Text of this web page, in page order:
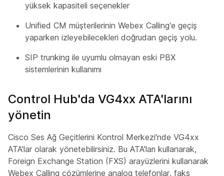
yüksek kapasiteli seçenekler
Unified CM müşterilerinin Webex Calling'e geçiş
yaparken izleyebilecekleri doğrudan geçiş yolu.
SIP trunking ile uyumlu olmayan eski PBX
sistemlerinin kullanımı
Control Hub'da VG4xx ATA'larını
yönetin
Cisco Ses Ağ Geçitlerini Kontrol Merkezi'nde VG4xx
ATA'lar olarak yönetebilirsiniz. Bu ATA'ları kullanarak,
Foreign Exchange Station (FXS) arayüzlerini kullanarak
Webex Calling çözümlerine analog telefonlar, faks